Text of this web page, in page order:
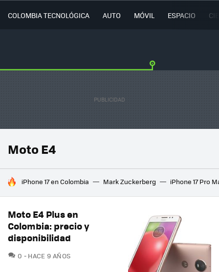
COLOMBIA TECNOLÓGICA AUTO MÓVIL ESPACIO
Moto E4
HOY SE HABLA DE
iPhone 17 en Colombia Mark Zuckerberg iPhone 17 Pro
Moto E4 Plus en
Colombia: precio y
disponibilidad
0 COMENTARIOS
HACE 9 AÑOS